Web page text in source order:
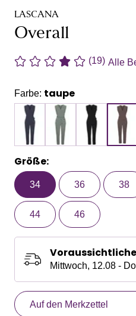
LASCANA
Overall
(19) Alle
Farbe: taupe
Größe:
34 36 38
44 46
Mittwoch, 12.08 -
Auf den Merkzettel